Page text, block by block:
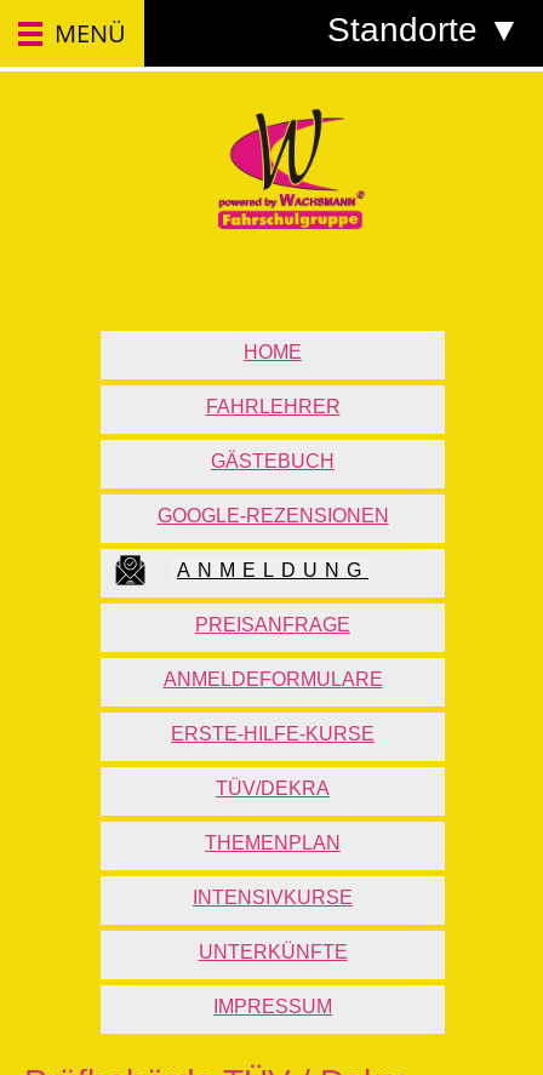
MENÜ Standorte ▼
HOME
FAHRLEHRER
GÄSTEBUCH
GOOGLE-REZENSIONEN
ANMELDUNG
PREISANFRAGE
ANMELDEFORMULARE
ERSTE-HILFE-KURSE
TÜV/DEKRA
THEMENPLAN
INTENSIVKURSE
UNTERKÜNFTE
IMPRESSUM